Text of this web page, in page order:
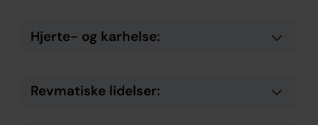
Hjerte- og karhelse:
Revmatiske lidelser: